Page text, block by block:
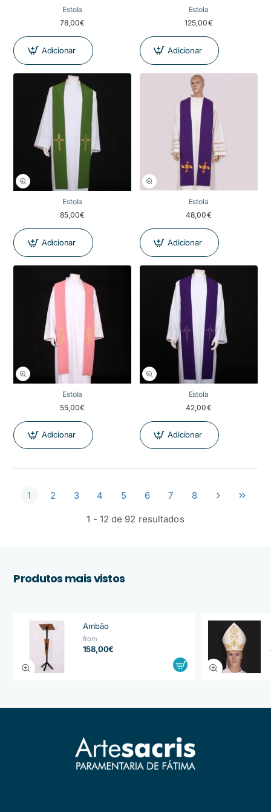
Estola
78,00€
Adicionar
Estola
125,00€
Adicionar
Estola
85,00€
Adicionar
Estola
48,00€
Adicionar
Estola
55,00€
Adicionar
Estola
42,00€
Adicionar
1 2 3 4 5 6 7 8
1 - 12 de 92 resultados
Produtos mais vistos
Ambão
from
158,00€